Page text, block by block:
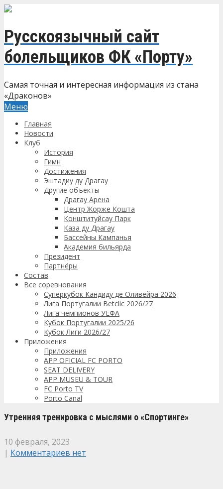
Русскоязычный сайт
болельщиков ФК «Порту»
Самая точная и интересная информация из стана
«Драконов»
Меню
Главная
Новости
Клуб
История
Гимн
Достижения
Эштадиу ду Драгау
Другие объекты
Драгау Арена
Центр Жорже Кошта
Конштитуйсау Парк
Каза ду Драгау
Бассейны Кампанья
Академия бильярда
Президент
Партнёры
Состав
Все соревнования
Суперкубок Кандиду де Оливейра 2026
Лига Португалии Betclic 2026/27
Лига чемпионов УЕФА
Кубок Португалии 2025/26
Кубок Лиги 2026/27
Приложения
Приложения
APP OFICIAL FC PORTO
SEAT DELIVERY
APP MUSEU & TOUR
FC Porto TV
Porto Canal
Утренняя тренировка с мыслями о «Спортинге»
10 февраля, 2023
| Комментариев нет